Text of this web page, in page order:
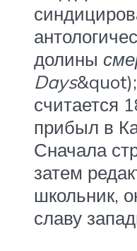
долины
Days
считается
прибыл в
Сначала
затем
школьник,
славу